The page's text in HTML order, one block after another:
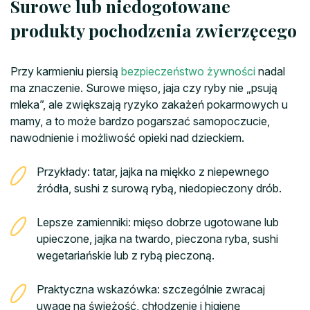
Surowe lub niedogotowane
produkty pochodzenia zwierzęcego
Przy karmieniu piersią bezpieczeństwo żywności nadal
ma znaczenie. Surowe mięso, jaja czy ryby nie „psują
mleka”, ale zwiększają ryzyko zakażeń pokarmowych u
mamy, a to może bardzo pogarszać samopoczucie,
nawodnienie i możliwość opieki nad dzieckiem.
Przykłady: tatar, jajka na miękko z niepewnego
źródła, sushi z surową rybą, niedopieczony drób.
Lepsze zamienniki: mięso dobrze ugotowane lub
upieczone, jajka na twardo, pieczona ryba, sushi
wegetariańskie lub z rybą pieczoną.
Praktyczna wskazówka: szczególnie zwracaj
uwagę na świeżość, chłodzenie i higienę